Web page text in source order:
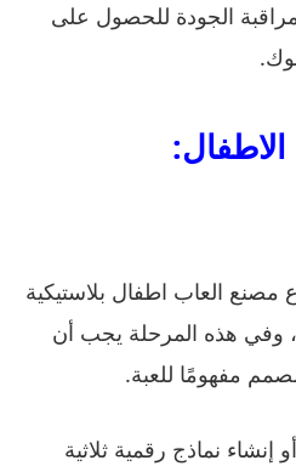
الجودة للحصول على
العاب اطفال بلاستيكية
وفي هذه المرحلة يجب أن
مفهومًا للعبة.
نماذج رقمية ثلاثية